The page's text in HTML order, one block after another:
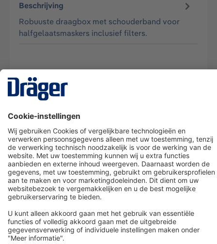
Beschrijving
Robuuste draagbox met schouderband voor
halfgelaatsmaskers inclusief filters.
Dräger klantenservice
Over Dräger
Bestellen in onze webshop
Community